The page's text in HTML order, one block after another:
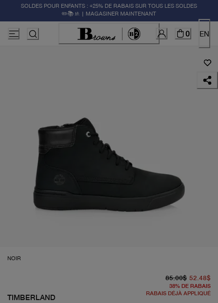
SOLDES POUR ENFANTS : +25% DE RABAIS SUR TOUS LES SOLDES
✏️📚🚸 | MAGASINER MAINTENANT
0 EN
NOIR
TIMBERLAND
85.00$ 52.48$
38% DE RABAIS
À
RABAIS DÉJÀ APPLIQUÉ